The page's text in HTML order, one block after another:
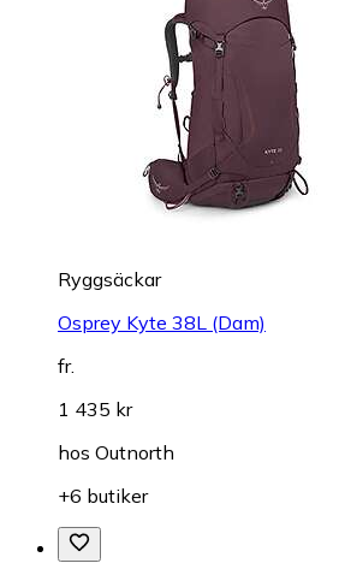
Ryggsäckar
Osprey Kyte 38L (Dam)
fr.
1 435 kr
hos Outnorth
+6 butiker